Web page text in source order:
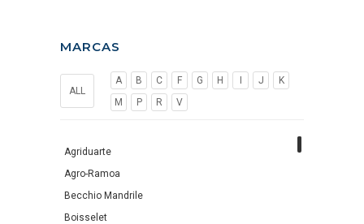
MARCAS
ALL
A B C F G H J
K
M
P R V
Agriduarte
Agro-Ramoa
Becchio Mandrile
Boisselet